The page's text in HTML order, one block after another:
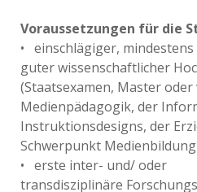
Voraussetzungen für die
• einschlägiger, mindestens
guter wissenschaftlicher
(Staatsexamen, Master
Medienpädagogik, der
Instruktionsdesigns, der
Schwerpunkt Medienbildung
• erste inter- und/ oder
transdisziplinäre